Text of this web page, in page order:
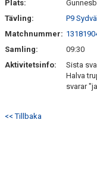
Plats:
Tävling:
P9
Matchnummer:
Samling:
09:30
Aktivitetsinfo:
Sista
Halva
svarar
<< Tillbaka